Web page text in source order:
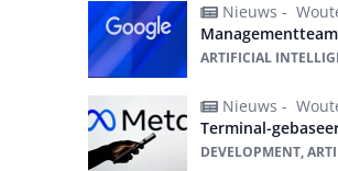
Nieuws -
ARTIFICIAL
Nieuws -
Terminal-
DEVELOPMENT,